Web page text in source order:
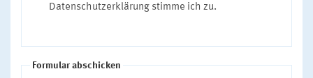
Datenschutzerklärung stimme ich zu.
Formular abschicken